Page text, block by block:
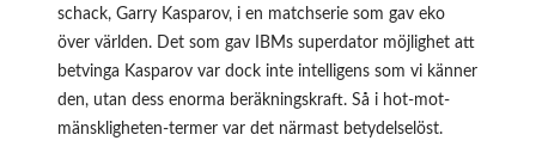
schack, Garry Kasparov, i en matchserie som gav eko
över världen. Det som gav IBMs superdator möjlighet att
betvinga Kasparov var dock inte intelligens som vi känner
den, utan dess enorma beräkningskraft. Så i hot-mot-
mänskligheten-termer var det närmast betydelselöst.